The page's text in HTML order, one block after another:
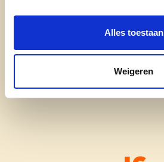
Alles toestaan
Weigeren
cd&v Beernem